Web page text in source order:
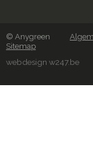
© Anygreen
Sitemap
webdesign w247.be